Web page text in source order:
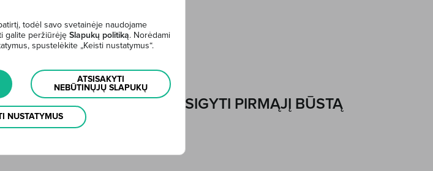
- DAUGIAU GALIMYBIŲ ĮSIGYTI PIRMĄJĮ BŪSTĄ
todėl savo svetainėje naudojame
galite peržiūrėję Slapukų politiką. Norėdami
spustelėkite „Keisti nustatymus“.
ATSISAKYTI
NEBŪTINŲJŲ SLAPUKŲ
NUSTATYMUS